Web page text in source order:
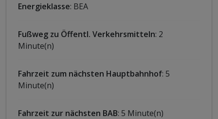
Energieklasse: BEA
Fußweg zu Öffentl. Verkehrsmitteln: 2
Minute(n)
Fahrzeit zum nächsten Hauptbahnhof: 5
Minute(n)
Fahrzeit zur nächsten BAB: 5 Minute(n)